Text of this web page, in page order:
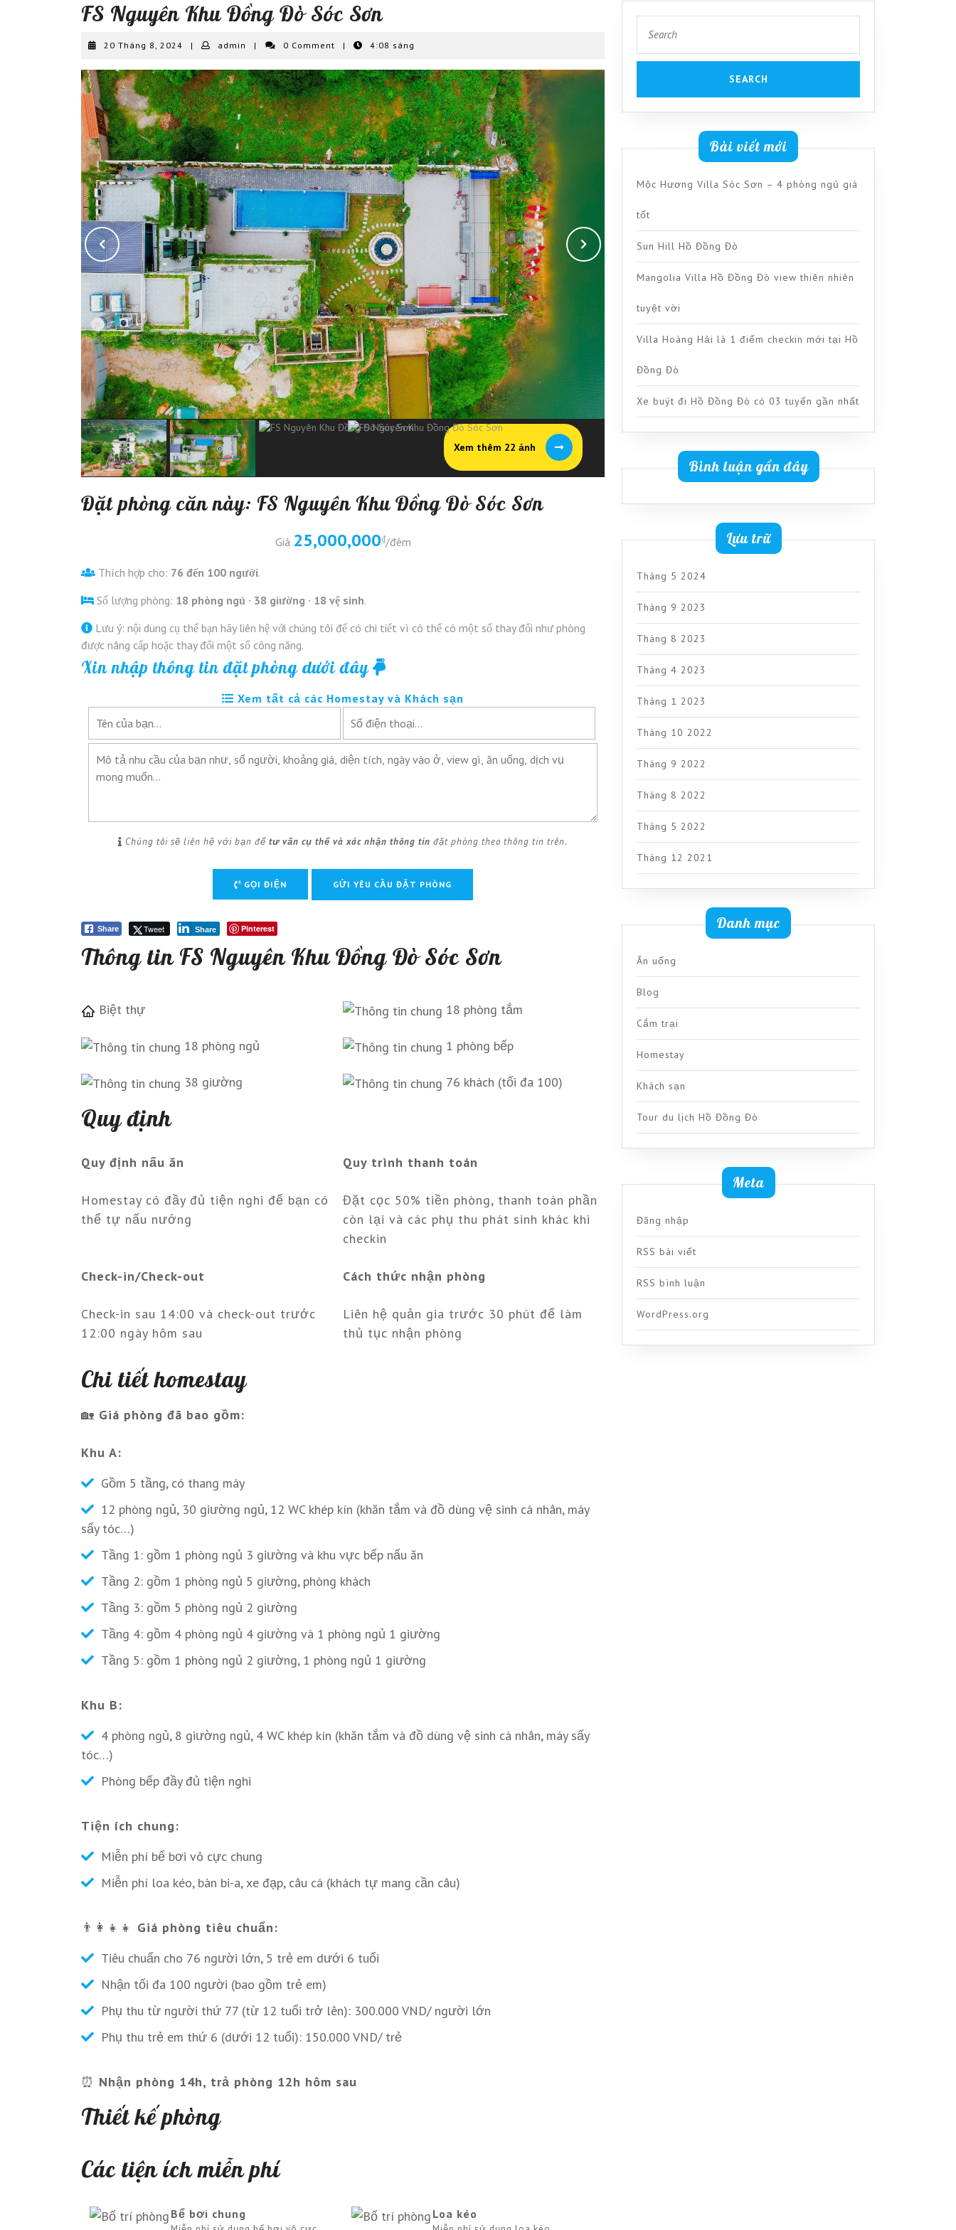
FS Nguyên Khu Đồng Đò Sóc Sơn
20 Tháng 8, 2024 20
8,
2024
| admin admin
| 0 Comment | 4:08 sáng
Previous Next
Xem thêm 22 ảnh
Đặt phòng căn này: FS Nguyên Khu Đồng Đò Sóc Sơn
Giá 25,000,000₫/đêm
Thích hợp cho: 76 đến 100 người.
Số lượng phòng: 18 phòng ngủ · 38 giường · 18 vệ sinh.
Lưu ý: nội dung cụ thể bạn hãy liên hệ với chúng tôi để có chi tiết vì có thể có một số thay đổi như phòng
được nâng cấp hoặc thay đổi một số công năng.
Xin nhập thông tin đặt phòng dưới đây
Xem tất cả các Homestay và Khách sạn
Chúng tôi sẽ liên hệ với bạn để tư vấn cụ thể và xác nhận thông tin đặt phòng theo thông tin trên.
GỌI ĐIỆN
Share Tweet Share Pinterest
Thông tin FS Nguyên Khu Đồng Đò Sóc Sơn
Biệt thự 18 phòng tắm
18 phòng ngủ 1 phòng bếp
38 giường 76 khách (tối đa 100)
Quy định
Quy định nấu ăn
Homestay có đầy đủ tiện nghi để bạn có
thể tự nấu nướng
Quy trình thanh toán
Đặt cọc 50% tiền phòng, thanh toán phần
còn lại và các phụ thu phát sinh khác khi
checkin
Check-in/Check-out
Check-in sau 14:00 và check-out trước
12:00 ngày hôm sau
Cách thức nhận phòng
Liên hệ quản gia trước 30 phút để làm
thủ tục nhận phòng
Chi tiết homestay
🏡 Giá phòng đã bao gồm:
Khu A:
Gồm 5 tầng, có thang máy
12 phòng ngủ, 30 giường ngủ, 12 WC khép kín (khăn tắm và đồ dùng vệ sinh cá nhân, máy
sấy tóc…)
Tầng 1: gồm 1 phòng ngủ 3 giường và khu vực bếp nấu ăn
Tầng 2: gồm 1 phòng ngủ 5 giường, phòng khách
Tầng 3: gồm 5 phòng ngủ 2 giường
Tầng 4: gồm 4 phòng ngủ 4 giường và 1 phòng ngủ 1 giường
Tầng 5: gồm 1 phòng ngủ 2 giường, 1 phòng ngủ 1 giường
Khu B:
4 phòng ngủ, 8 giường ngủ, 4 WC khép kín (khăn tắm và đồ dùng vệ sinh cá nhân, máy sấy
tóc…)
Phòng bếp đầy đủ tiện nghi
Tiện ích chung:
Miễn phí bể bơi vô cực chung
Miễn phí loa kéo, bàn bi-a, xe đạp, câu cá (khách tự mang cần câu)
👨‍👩‍👧‍👧 Giá phòng tiêu chuẩn:
Tiêu chuẩn cho 76 người lớn, 5 trẻ em dưới 6 tuổi
Nhận tối đa 100 người (bao gồm trẻ em)
Phụ thu từ người thứ 77 (từ 12 tuổi trở lên): 300.000 VND/ người lớn
Phụ thu trẻ em thứ 6 (dưới 12 tuổi): 150.000 VND/ trẻ
⏰ Nhận phòng 14h, trả phòng 12h hôm sau
Thiết kế phòng
Các tiện ích miễn phí
Bể bơi chung Loa kéo
for:
Bài viết mới
Mộc Hương Villa Sóc Sơn – 4 phòng ngủ giá
tốt
Sun Hill Hồ Đồng Đò
Mangolia Villa Hồ Đồng Đò view thiên nhiên
tuyệt vời
Villa Hoàng Hải là 1 điểm checkin mới tại Hồ
Đồng Đò
Xe buýt đi Hồ Đồng Đò có 03 tuyến gần nhất
Bình luận gần đây
Lưu trữ
Tháng 5 2024
Tháng 9 2023
Tháng 8 2023
Tháng 4 2023
Tháng 1 2023
Tháng 10 2022
Tháng 9 2022
Tháng 8 2022
Tháng 5 2022
Tháng 12 2021
Danh mục
Ăn uống
Blog
Cắm trại
Homestay
Khách sạn
Tour du lịch Hồ Đồng Đò
Meta
Đăng nhập
RSS bài viết
RSS bình luận
WordPress.org